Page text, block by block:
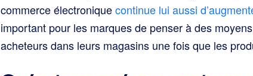
commerce électroniquecontinue lui aussi
important pour les marques de penser à des
acheteurs dans leurs magasins une fois que les